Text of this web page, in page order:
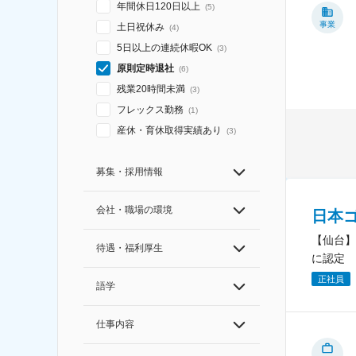
年間休日120日以上 (5)
土日祝休み (4)
5日以上の連続休暇OK (3)
原則定時退社 (6)
残業20時間未満 (3)
フレックス勤務 (1)
産休・育休取得実績あり (3)
募集・採用情報
会社・職場の環境
待遇・福利厚生
語学
仕事内容
事業
日本
【仙台
に認定
正社員